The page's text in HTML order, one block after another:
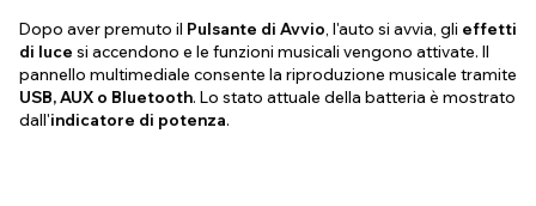
Dopo aver premuto il Pulsante di Avvio , l'auto si avvia, gli effetti
di luce si accendono e le funzioni musicali vengono attivate. Il
pannello multimediale consente la riproduzione musicale tramite
USB, AUX o Bluetooth. Lo stato attuale della batteria è mostrato
dall'indicatore di potenza.